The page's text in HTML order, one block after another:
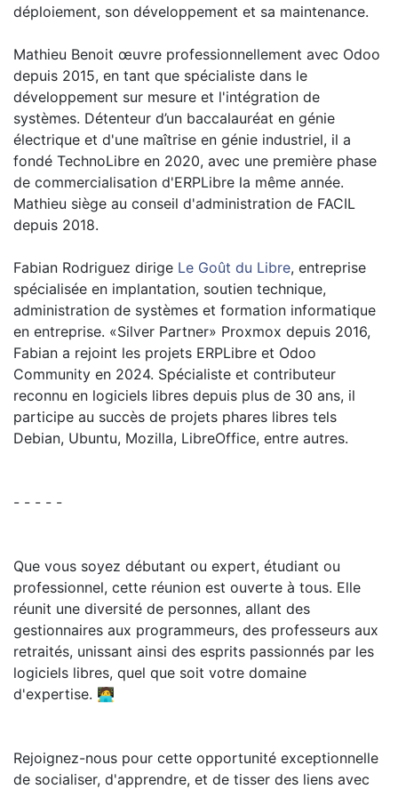
déploiement, son développement et sa maintenance.
Mathieu Benoit œuvre professionnellement avec Odoo
depuis 2015, en tant que spécialiste dans le
développement sur mesure et l'intégration de
systèmes. Détenteur d’un baccalauréat en génie
électrique et d'une maîtrise en génie industriel, il a
fondé TechnoLibre en 2020, avec une première phase
de commercialisation d'ERPLibre la même année.
Mathieu siège au conseil d'administration de FACIL
depuis 2018.
Fabian Rodriguez dirige Le Goût du Libre, entreprise
spécialisée en implantation, soutien technique,
administration de systèmes et formation informatique
en entreprise. «Silver Partner» Proxmox depuis 2016,
Fabian a rejoint les projets ERPLibre et Odoo
Community en 2024. Spécialiste et contributeur
reconnu en logiciels libres depuis plus de 30 ans, il
participe au succès de projets phares libres tels
Debian, Ubuntu, Mozilla, LibreOffice, entre autres.
- - - - -
Que vous soyez débutant ou expert, étudiant ou
professionnel, cette réunion est ouverte à tous. Elle
réunit une diversité de personnes, allant des
gestionnaires aux programmeurs, des professeurs aux
retraités, unissant ainsi des esprits passionnés par les
logiciels libres, quel que soit votre domaine
d'expertise. 🧑‍💻
Rejoignez-nous pour cette opportunité exceptionnelle
de socialiser, d'apprendre, et de tisser des liens avec